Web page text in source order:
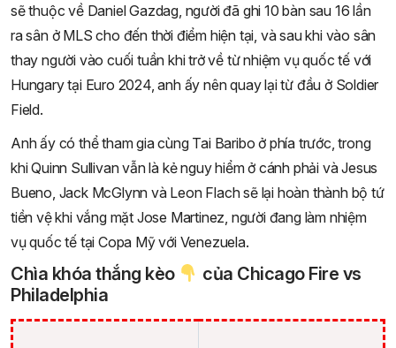
sẽ thuộc về Daniel Gazdag, người đã ghi 10 bàn sau 16 lần
ra sân ở MLS cho đến thời điểm hiện tại, và sau khi vào sân
thay người vào cuối tuần khi trở về từ nhiệm vụ quốc tế với
Hungary tại Euro 2024, anh ấy nên quay lại từ đầu ở Soldier
Field.
Anh ấy có thể tham gia cùng Tai Baribo ở phía trước, trong
khi Quinn Sullivan vẫn là kẻ nguy hiểm ở cánh phải và Jesus
Bueno, Jack McGlynn và Leon Flach sẽ lại hoàn thành bộ tứ
tiền vệ khi vắng mặt Jose Martinez, người đang làm nhiệm
vụ quốc tế tại Copa Mỹ với Venezuela.
Chìa khóa thắng kèo
của Chicago Fire vs
Philadelphia